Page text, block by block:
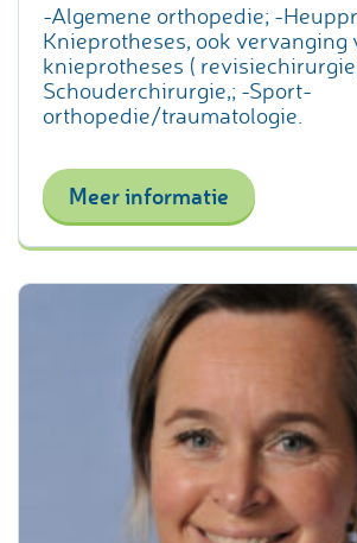
-Algemene orthopedie; -
Knieprotheses, ook vervanging
knieprotheses (
Schouderchirurgie,; -Sport-
orthopedie/traumatologie.
Meer informatie